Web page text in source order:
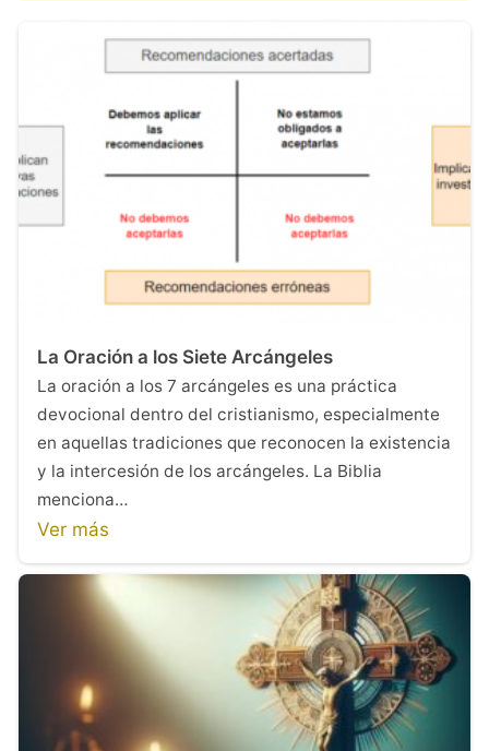
La Oración a los Siete Arcángeles
La oración a los 7 arcángeles es una práctica
devocional dentro del cristianismo, especialmente
en aquellas tradiciones que reconocen la existencia
y la intercesión de los arcángeles. La Biblia
menciona…
Ver más